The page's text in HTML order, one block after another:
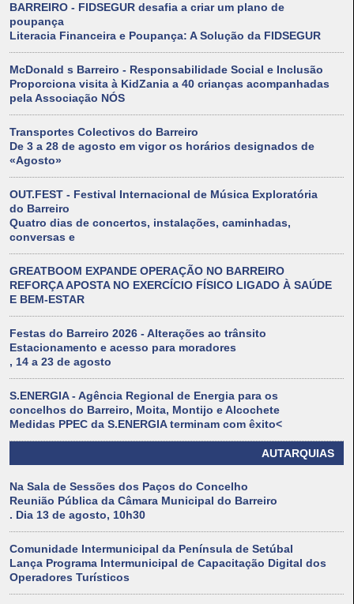
BARREIRO - FIDSEGUR desafia a criar um plano de
poupança
Literacia Financeira e Poupança: A Solução da FIDSEGUR
McDonald s Barreiro - Responsabilidade Social e Inclusão
Proporciona visita à KidZania a 40 crianças acompanhadas
pela Associação NÓS
Transportes Colectivos do Barreiro
De 3 a 28 de agosto em vigor os horários designados de
«Agosto»
OUT.FEST - Festival Internacional de Música Exploratória
do Barreiro
Quatro dias de concertos, instalações, caminhadas,
conversas e
GREATBOOM EXPANDE OPERAÇÃO NO BARREIRO
REFORÇA APOSTA NO EXERCÍCIO FÍSICO LIGADO À SAÚDE
E BEM-ESTAR
Festas do Barreiro 2026 - Alterações ao trânsito
Estacionamento e acesso para moradores
, 14 a 23 de agosto
S.ENERGIA - Agência Regional de Energia para os
concelhos do Barreiro, Moita, Montijo e Alcochete
Medidas PPEC da S.ENERGIA terminam com êxito<
AUTARQUIAS
Na Sala de Sessões dos Paços do Concelho
Reunião Pública da Câmara Municipal do Barreiro
. Dia 13 de agosto, 10h30
Comunidade Intermunicipal da Península de Setúbal
Lança Programa Intermunicipal de Capacitação Digital dos
Operadores Turísticos